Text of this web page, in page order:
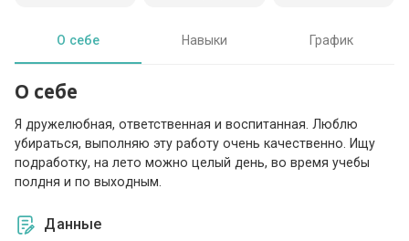
О себе Навыки График
О себе
Я дружелюбная, ответственная и воспитанная. Люблю
убираться, выполняю эту работу очень качественно. Ищу
подработку, на лето можно целый день, во время учебы
полдня и по выходным.
Данные